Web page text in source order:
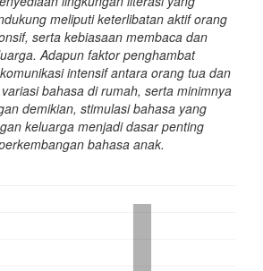
meliputi keterlibatan aktif orang
serta kebiasaan membaca dan
Adapun faktor penghambat
intensif antara orang tua dan
bahasa di rumah, serta minimnya
demikian, stimulasi bahasa yang
keluarga menjadi dasar penting
bahasa anak.